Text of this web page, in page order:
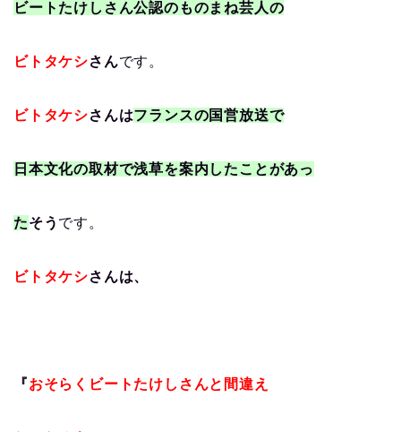
ビートたけしさん公認のものまね芸人の
ビトタケシさんです。
ビトタケシさんはフランスの国営放送で
日本文化の取材で浅草を案内したことがあっ
たそう です。
ビトタケシさんは、
『おそらくビートたけしさんと間違え